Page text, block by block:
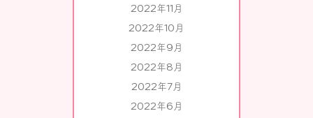
2022年11月
2022年10月
2022年9月
2022年8月
2022年7月
2022年6月